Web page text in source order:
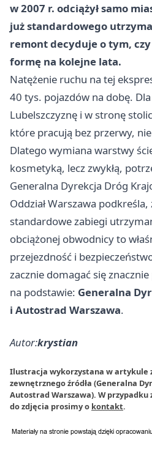
w 2007 r. odciążył samo
już standardowego
remont decyduje o tym,
formę na kolejne lata.
Natężenie ruchu na tej
40 tys. pojazdów na dobę.
Lubelszczyznę i w stronę
które pracują bez przerwy,
Dlatego wymiana warstwy
kosmetyką, lecz zwykłą,
Generalna Dyrekcja Dróg
Oddział Warszawa
standardowe zabiegi
obciążonej obwodnicy to
przejezdność i
zacznie domagać się
na podstawie: Generalna
i Autostrad Warszawa.
Autor:krystian
Ilustracja wykorzystana w artykule
zewnętrznego źródła (Generalna
Autostrad Warszawa). W
do zdjęcia prosimy o kontakt.